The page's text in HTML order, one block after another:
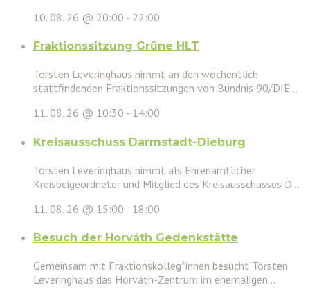
10. 08. 26 @ 20:00 - 22:00
Fraktionssitzung Grüne HLT
Torsten Leveringhaus nimmt an den wöchentlich
stattfindenden Fraktionssitzungen von Bündnis 90/DIE...
11. 08. 26 @ 10:30 - 14:00
Kreisausschuss Darmstadt-Dieburg
Torsten Leveringhaus nimmt als Ehrenamtlicher
Kreisbeigeordneter und Mitglied des Kreisausschusses D...
11. 08. 26 @ 15:00 - 18:00
Besuch der Horváth Gedenkstätte
Gemeinsam mit Fraktionskolleg*innen besucht Torsten
Leveringhaus das Horváth-Zentrum im ehemaligen ...